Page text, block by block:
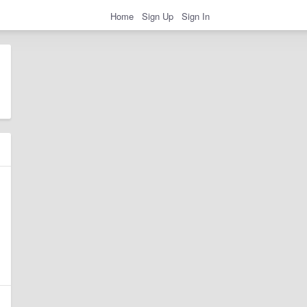
Home Sign Up Sign In